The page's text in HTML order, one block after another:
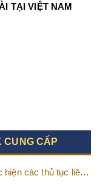
TẠI VIỆT NAM
CUNG CẤP
hiện các thủ tục liên